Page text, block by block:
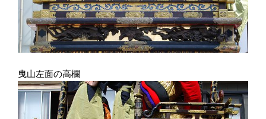
曳山左面の高欄